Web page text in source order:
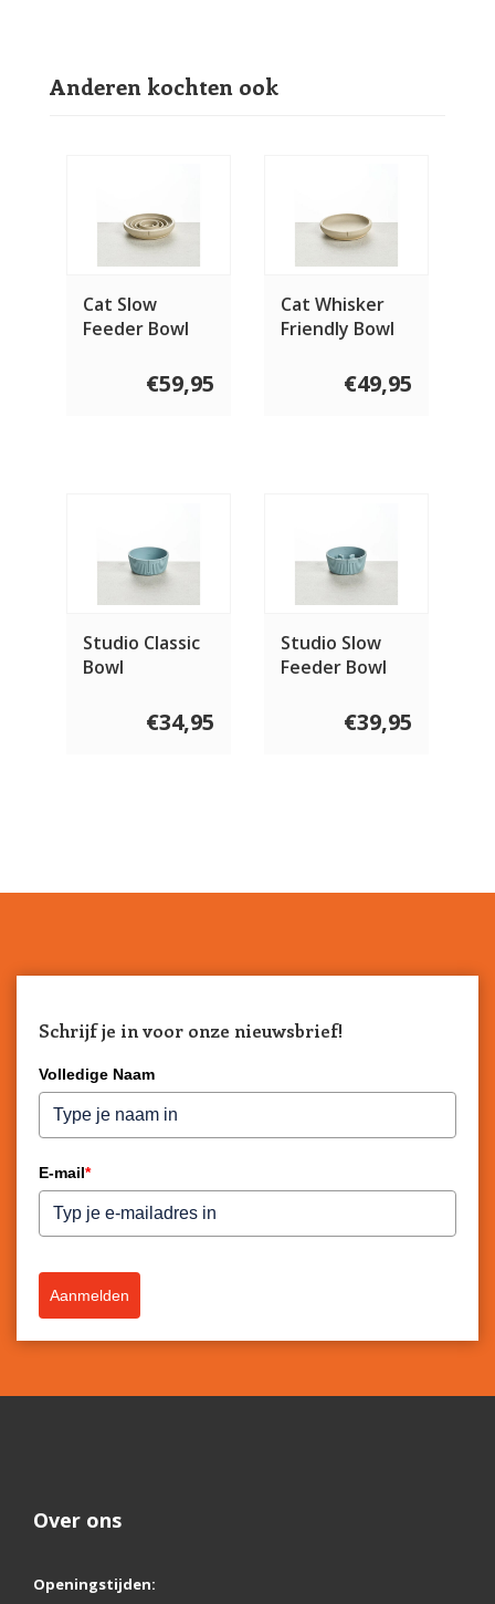
Anderen kochten ook
Cat Slow
Feeder Bowl
€59,95
Cat Whisker
Friendly Bowl
€49,95
Studio Classic
Bowl
€34,95
Studio Slow
Feeder Bowl
€39,95
Schrijf je in voor onze nieuwsbrief!
Volledige Naam
E-mail*
Aanmelden
Over ons
Openingstijden: